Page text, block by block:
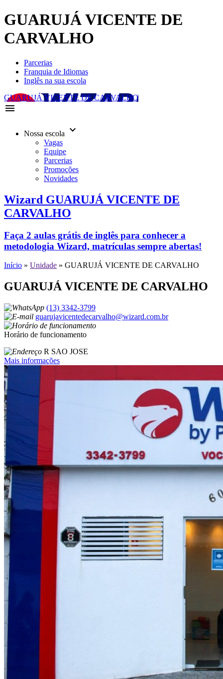
GUARUJÁ VICENTE DE
CARVALHO
Parcerias
Franquia de Idiomas
Inglês na sua escola
GUARUJÁ VICENTE DE CARVALHO
menu
Nossa escola keyboard_arrow_down
Vagas
Equipe
Parcerias
Promoções
Novidades
Wizard GUARUJÁ VICENTE DE
CARVALHO
Faça 2 aulas grátis de inglês para conhecer a
metodologia Wizard, matrículas sempre abertas!
Início » Unidade » GUARUJÁ VICENTE DE CARVALHO
GUARUJÁ VICENTE DE CARVALHO
(13) 3342-3799
guarujavicentedecarvalho@wizard.com.br
Horário de funcionamento
R SAO JOSE
Mais informações